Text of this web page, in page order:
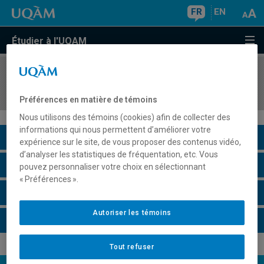
FR EN
Étudier à l'UQAM
COURS//
Description du cours
Horaire - Été 2026
Préférences en matière de témoins
Nous utilisons des témoins (cookies) afin de collecter des
informations qui nous permettent d’améliorer votre
expérience sur le site, de vous proposer des contenus vidéo,
d’analyser les statistiques de fréquentation, etc. Vous
pouvez personnaliser votre choix en sélectionnant
« Préférences ».
Tout refuser
Autoriser les témoins